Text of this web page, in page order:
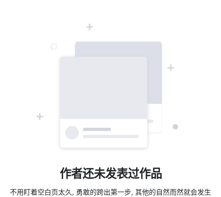
作者还未发表过作品
不用盯着空白页太久, 勇敢的跨出第一步, 其他的自然而然就会发生